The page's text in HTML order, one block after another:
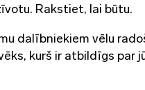
Rakstiet, lai būtu.
dalībniekiem vēlu
kurš ir atbildīgs par